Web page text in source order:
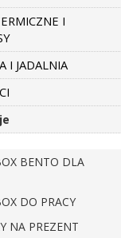
I
I JADALNIA
BENTO DLA
DO PRACY
NA PREZENT